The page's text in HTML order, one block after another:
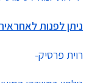
ניתן לפנות
רוית פרסיק-